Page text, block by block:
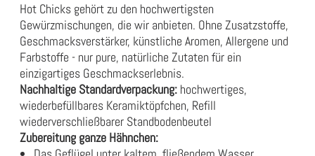
Hot Chicks gehört zu den hochwertigsten
Gewürzmischungen, die wir anbieten. Ohne Zusatzstoffe,
Geschmacksverstärker, künstliche Aromen, Allergene und
Farbstoffe - nur pure, natürliche Zutaten für ein
einzigartiges Geschmackserlebnis.
Nachhaltige Standardverpackung: hochwertiges,
wiederbefüllbares Keramiktöpfchen, Refill
wiederverschließbarer Standbodenbeutel
Zubereitung ganze Hähnchen: